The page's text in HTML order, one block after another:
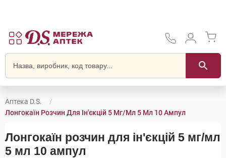
Аптека D.S.
Лонгокаїн Розчин Для Ін'єкцій 5 Мг/мл 5 Мл 10 Ампул
Лонгокаїн розчин для ін'єкцій 5 мг/мл
5 мл 10 ампул